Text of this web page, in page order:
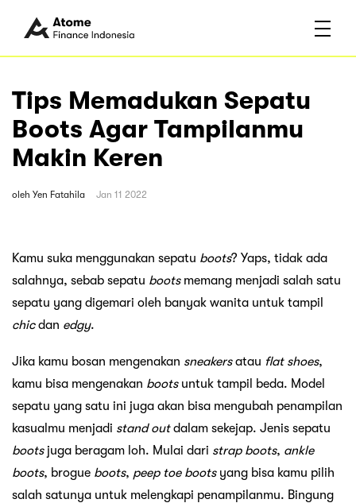
Tips Memadukan Sepatu
Boots Agar Tampilanmu
Makin Keren
oleh Yen Fatahila Jan 11 2022
Kamu suka menggunakan sepatu boots? Yaps, tidak ada
salahnya, sebab sepatu bootsmemang menjadi salah satu
sepatu yang digemari oleh banyak wanita untuk tampil
chicdan edgy.
Jika kamu bosan mengenakan sneakersatau flat shoes,
kamu bisa mengenakan bootsuntuk tampil beda. Model
sepatu yang satu ini juga akan bisa mengubah penampilan
kasualmu menjadi stand outdalam sekejap. Jenis sepatu
bootsjuga beragam loh. Mulai dari strap boots, ankle
boots, brogue boots, peep toe bootsyang bisa kamu pilih
salah satunya untuk melengkapi penampilanmu. Bingung